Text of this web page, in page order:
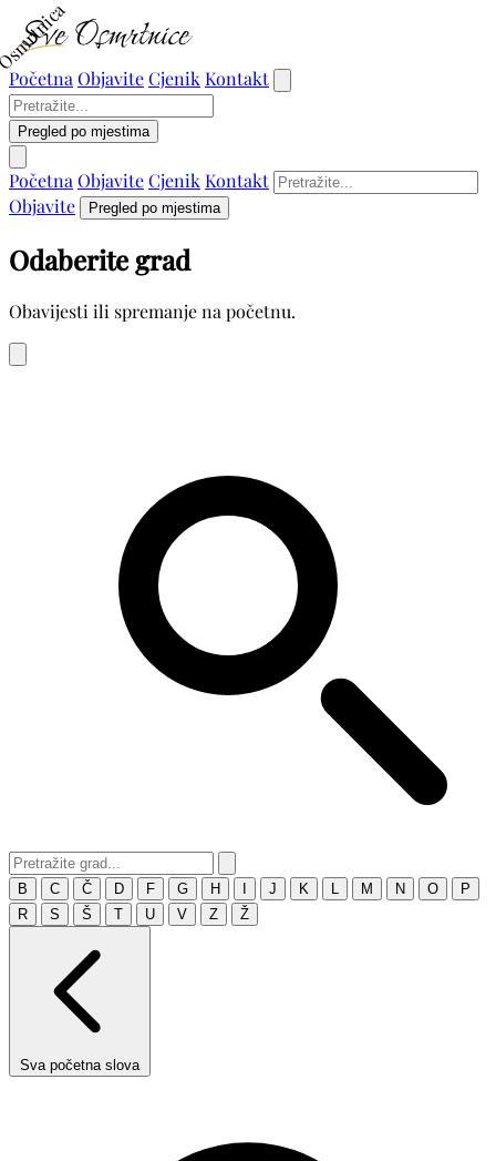
Početna ObjaviteCjenik Kontakt
Pregled po mjestima
Početna ObjaviteCjenik Kontakt
Objavite
Pregled po mjestima
Odaberite grad
Obavijesti ili spremanje na početnu.
B C Č D F G H J K M N O
P
R
S Š T U V Z Ž
Sva početna slova